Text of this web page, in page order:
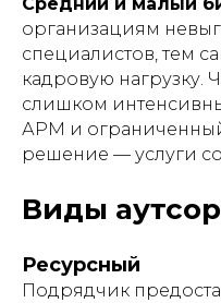
организациям
специалистов, тем
кадровую нагрузку.
слишком
АРМ и
решение — услуги
Виды
Ресурсный
Подрядчик